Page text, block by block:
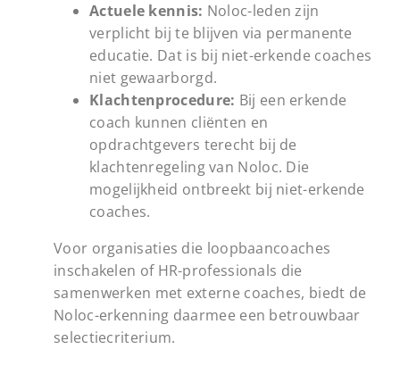
Actuele kennis: Noloc-leden zijn
verplicht bij te blijven via permanente
educatie. Dat is bij niet-erkende coaches
niet gewaarborgd.
Klachtenprocedure: Bij een erkende
coach kunnen cliënten en
opdrachtgevers terecht bij de
klachtenregeling van Noloc. Die
mogelijkheid ontbreekt bij niet-erkende
coaches.
Voor organisaties die loopbaancoaches
inschakelen of HR-professionals die
samenwerken met externe coaches, biedt de
Noloc-erkenning daarmee een betrouwbaar
selectiecriterium.